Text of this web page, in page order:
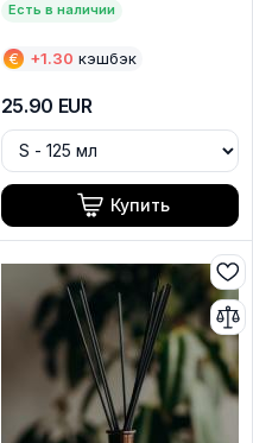
Есть в наличии
€ +1.30 кэшбэк
25.90 EUR
Купить